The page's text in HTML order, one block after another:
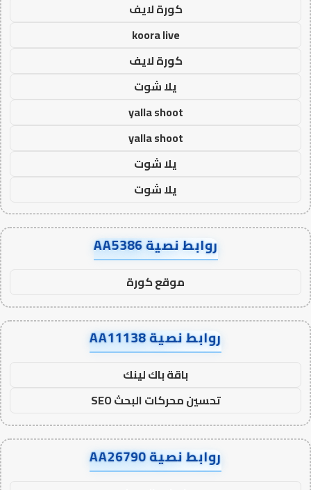
كورة لايف
koora live
كورة لايف
يلا شوت
yalla shoot
yalla shoot
يلا شوت
يلا شوت
روابط نصية AA5386
موقع كورة
روابط نصية AA11138
باقة باك لينك
تحسين محركات البحث SEO
روابط نصية AA26790